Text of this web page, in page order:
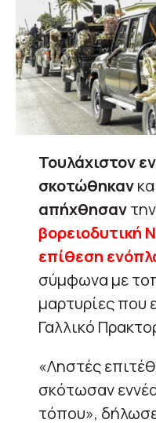
Τουλάχιστον
σκοτώθηκαν
απήχθησαν
βορειοδυτική
επίθεση
σύμφωνα με
μαρτυρίες που
Γαλλικό
«Ληστές
σκότωσαν
τόπου», δήλωσε